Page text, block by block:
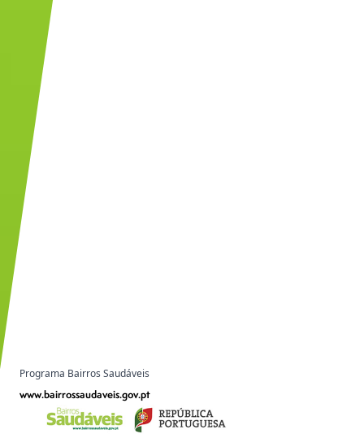
Programa Bairros Saudáveis
www.bairrossaudaveis.gov.pt